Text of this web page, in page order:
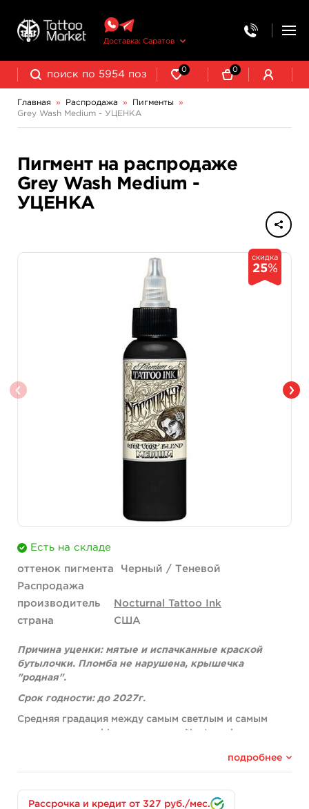
Доставка: Саратов
0 0
Главная » Распродажа » Пигменты
»
Grey Wash Medium - УЦЕНКА
Пигмент на распродаже
Grey Wash Medium -
УЦЕНКА
Есть на складе
оттенок пигмента
Черный / Теневой
Распродажа
производитель
Nocturnal Tattoo Ink
страна
США
Причина уценки: мятые и испачканные краской
бутылочки. Пломба не нарушена, крышечка
"родная".
Срок годности: до 2027г.
Средняя градация между самым светлым и самым
темным grey wash'ом из палитры Nocturnal.
Легко ложится без видимых усилий, заживляемость
100%.
Полностью органический пигмент, без токсичных
добавок и соединений.
подробнее
Рассрочка и кредит от 327 руб./мес.
скидка
25%